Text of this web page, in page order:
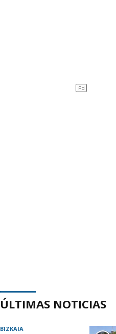
ÚLTIMAS NOTICIAS
BIZKAIA